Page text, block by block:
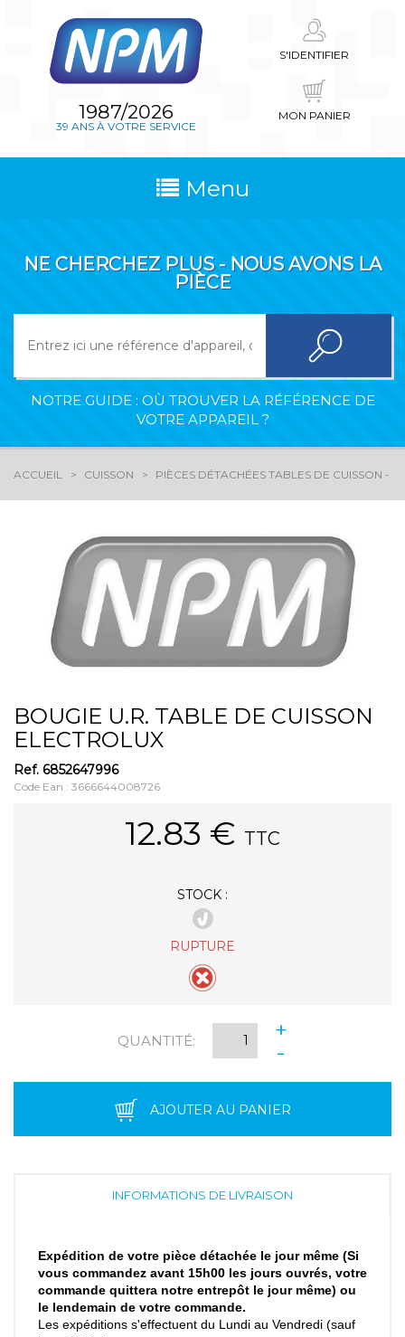
1987/2026
39 ANS À VOTRE SERVICE
S'IDENTIFIER
MON PANIER
Menu
NE CHERCHEZ PLUS - NOUS AVONS LA
PIÈCE
NOTRE GUIDE : OÙ TROUVER LA RÉFÉRENCE DE
VOTRE APPAREIL ?
ACCUEIL CUISSON PIÈCES DÉTACHÉES TABLES DE CUISSON -
BOUGIE U.R. TABLE DE CUISSON
ELECTROLUX
Ref. 6852647996
Code Ean : 3666644008726
12.83 € TTC
STOCK :
RUPTURE
QUANTITÉ:
+
-
AJOUTER AU PANIER
INFORMATIONS DE LIVRAISON